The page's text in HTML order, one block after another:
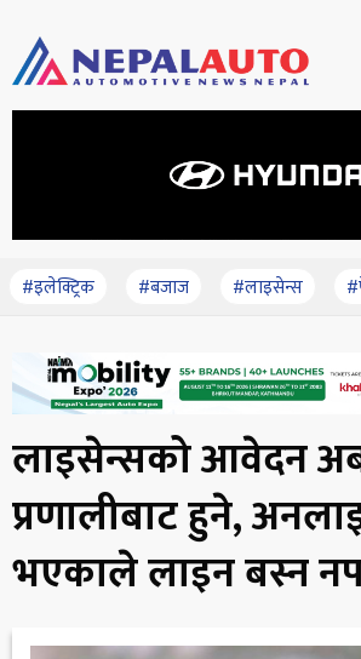
#इलेक्ट्रिक #बजाज #लाइसेन्स
लाइसेन्सको आवेदन
प्रणालीबाट हुने,
भएकाले लाइन बस्न